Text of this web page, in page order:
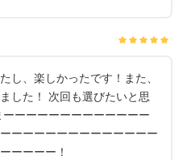
し、楽しかったです！また、
した！ 次回も選びたいと思
ーーーーーーーーーーーー
ーーーーーーーーーーーーー
ーーーー！